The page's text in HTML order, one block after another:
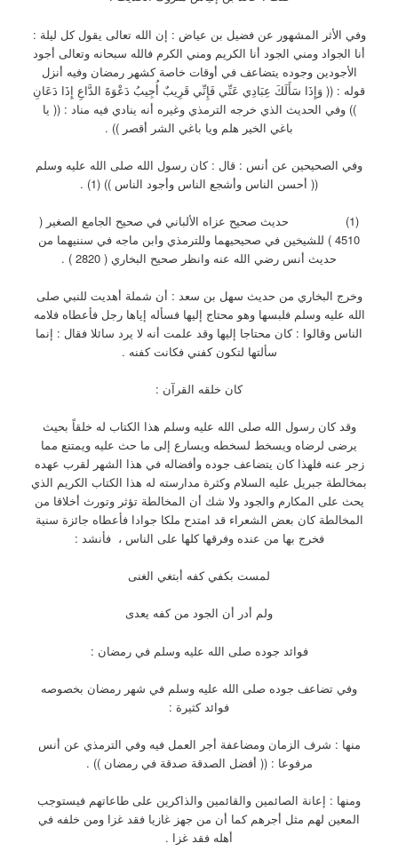
وفي الأثر المشهور عن فضيل بن عياض : إن الله تعالى يقول كل ليلة :
أنا الجواد ومني الجود أنا الكريم ومني الكرم فالله سبحانه وتعالى أجود
الأجودين وجوده يتضاعف في أوقات خاصة كشهر رمضان وفيه أنزل
قوله : (( وَإِذَا سَأَلَكَ عِبَادِي عَنِّي فَإِنِّي قَرِيبٌ أُجِيبُ دَعْوَةَ الدَّاعِ إِذَا دَعَانِ
)) وفي الحديث الذي خرجه الترمذي وغيره أنه ينادي فيه مناد : (( يا
باغي الخير هلم ويا باغي الشر أقصر )) .
وفي الصحيحين عن أنس : قال : كان رسول الله صلى الله عليه وسلم
(( أحسن الناس وأشجع الناس وأجود الناس )) (1) .
(1) حديث صحيح عزاه الألباني في صحيح الجامع الصغير (
4510 ) للشيخين في صحيحيهما وللترمذي وابن ماجه في سننيهما من
حديث أنس رضي الله عنه وانظر صحيح البخاري ( 2820 ) .
وخرج البخاري من حديث سهل بن سعد : أن شملة أهديت للنبي صلى
الله عليه وسلم فلبسها وهو محتاج إليها فسأله إياها رجل فأعطاه فلامه
الناس وقالوا : كان محتاجا إليها وقد علمت أنه لا يرد سائلا فقال : إنما
سألتها لتكون كفني فكانت كفنه .
كان خلقه القرآن :
وقد كان رسول الله صلى الله عليه وسلم هذا الكتاب له خلقاً بحيث
يرضى لرضاه ويسخط لسخطه ويسارع إلى ما حث عليه ويمتنع مما
زجر عنه فلهذا كان يتضاعف جوده وأفضاله في هذا الشهر لقرب عهده
بمخالطة جبريل عليه السلام وكثرة مدارسته له هذا الكتاب الكريم الذي
يحث على المكارم والجود ولا شك أن المخالطة تؤثر وتورث أخلاقا من
المخالطة كان بعض الشعراء قد امتدح ملكا جوادا فأعطاه جائزة سنية
فخرج بها من عنده وفرقها كلها على الناس ، فأنشد :
لمست بكفي كفه أبتغي الغنى
ولم أدر أن الجود من كفه يعدى
فوائد جوده صلى الله عليه وسلم في رمضان :
وفي تضاعف جوده صلى الله عليه وسلم في شهر رمضان بخصوصه
فوائد كثيرة :
منها : شرف الزمان ومضاعفة أجر العمل فيه وفي الترمذي عن أنس
مرفوعا : (( أفضل الصدقة صدقة في رمضان )) .
ومنها : إعانة الصائمين والقائمين والذاكرين على طاعاتهم فيستوجب
المعين لهم مثل أجرهم كما أن من جهز غازيا فقد غزا ومن خلفه في
أهله فقد غزا .